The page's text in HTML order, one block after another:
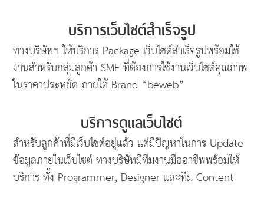
บริการเว็บไซต์สำเร็จรูป
ทางบริษัทฯ ให้บริการ Package เว็บไซต์สำเร็จรูปพร้อมใช้
งานสำหรับกลุ่มลูกค้า SME ที่ต้องการใช้งานเว็บไซต์คุณภาพ
ในราคาประหยัด ภายใต้ Brand “beweb”
บริการดูแลเว็บไซต์
สำหรับลูกค้าที่มีเว็บไซต์อยู่แล้ว แต่มีปัญหาในการ Update
ข้อมูลภายในเว็บไซต์ ทางบริษัทมีทีมงานมืออาชีพพร้อมให้
บริการ ทั้ง Programmer, Designer และทีม Content